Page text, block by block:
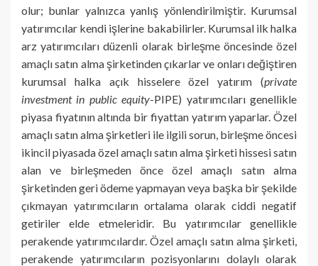
olur; bunlar yalnızca yanlış yönlendirilmiştir. Kurumsal
yatırımcılar kendi işlerine bakabilirler. Kurumsal ilk halka
arz yatırımcıları düzenli olarak birleşme öncesinde özel
amaçlı satın alma şirketinden çıkarlar ve onları değiştiren
kurumsal halka açık hisselere özel yatırım (private
investment in public equity-PIPE) yatırımcıları genellikle
piyasa fiyatının altında bir fiyattan yatırım yaparlar. Özel
amaçlı satın alma şirketleri ile ilgili sorun, birleşme öncesi
ikincil piyasada özel amaçlı satın alma şirketi hissesi satın
alan ve birleşmeden önce özel amaçlı satın alma
şirketinden geri ödeme yapmayan veya başka bir şekilde
çıkmayan yatırımcıların ortalama olarak ciddi negatif
getiriler elde etmeleridir. Bu yatırımcılar genellikle
perakende yatırımcılardır. Özel amaçlı satın alma şirketi,
perakende yatırımcıların pozisyonlarını dolaylı olarak